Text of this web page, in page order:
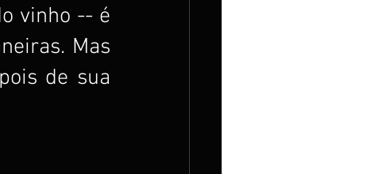
vinho -- é
Mas
de sua